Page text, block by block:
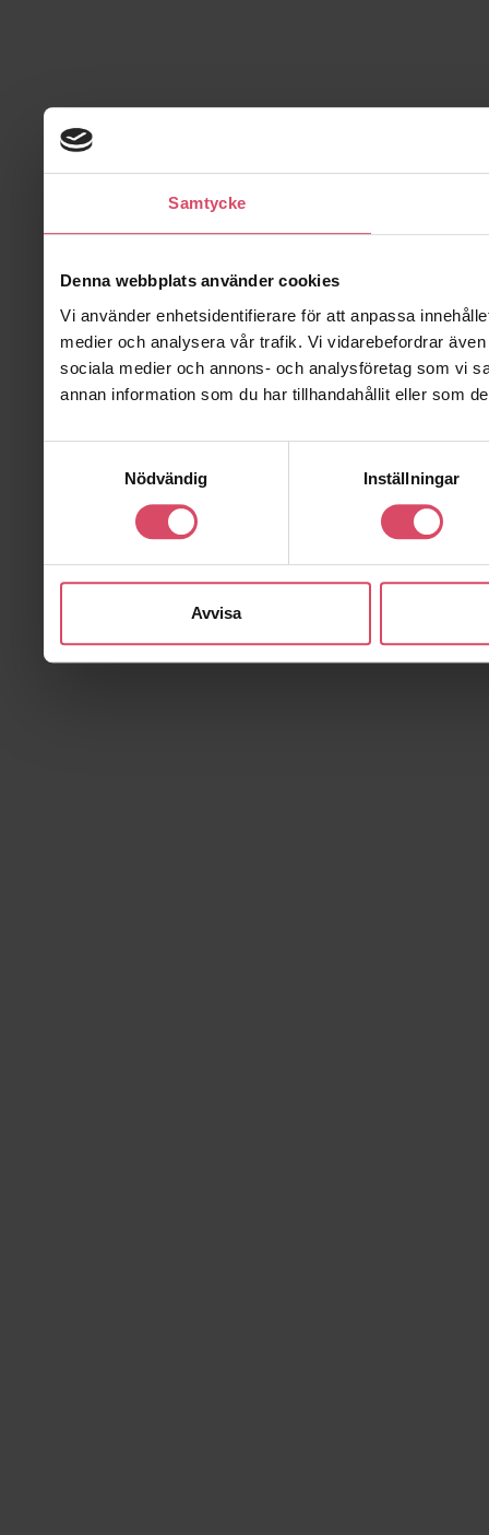
Samtycke
Denna webbplats använder cookies
Vi använder enhetsidentifierare för att anpassa
medier och analysera vår trafik. Vi vidarebefordrar
sociala medier och annons- och analysföretag som vi
annan information som du har tillhandahållit eller som
Nödvändig
Inställningar
Avvisa